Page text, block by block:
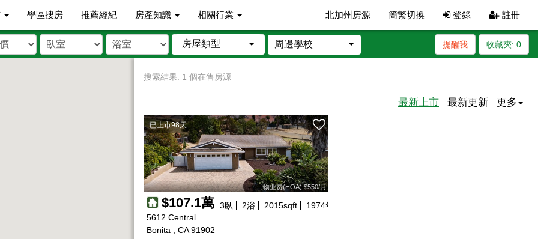
學區搜房 推薦經紀 房產知識 相關行業 北加州房源 簡繁切換 登錄 註冊
房屋類型 周邊學校 收藏夾: 0
提醒我
搜索結果: 1 個在售房源
最新上市 最新更新 更多
已上市98天
物业费(HOA):$550/月
$107.1萬 3臥 2浴 2015sqft 1974年建
5612 Central
Bonita , CA 91902